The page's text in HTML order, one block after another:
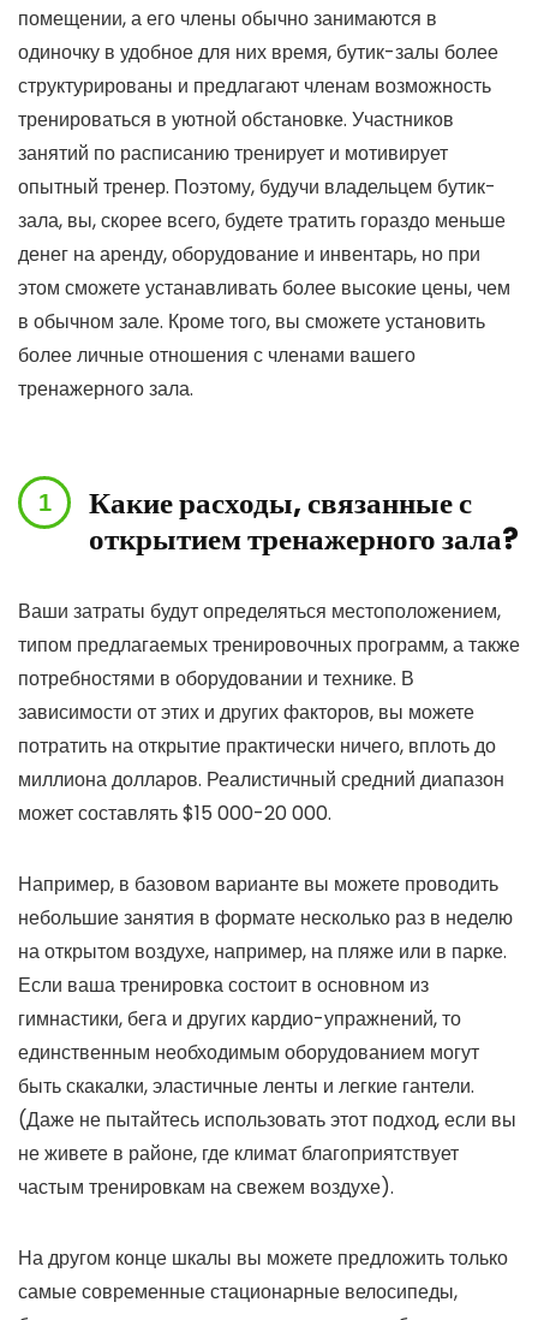
помещении, а его члены обычно занимаются в
одиночку в удобное для них время, бутик-залы более
структурированы и предлагают членам возможность
тренироваться в уютной обстановке. Участников
занятий по расписанию тренирует и мотивирует
опытный тренер. Поэтому, будучи владельцем бутик-
зала, вы, скорее всего, будете тратить гораздо меньше
денег на аренду, оборудование и инвентарь, но при
этом сможете устанавливать более высокие цены, чем
в обычном зале. Кроме того, вы сможете установить
более личные отношения с членами вашего
тренажерного зала.
Какие расходы, связанные с
открытием тренажерного зала?
Ваши затраты будут определяться местоположением,
типом предлагаемых тренировочных программ, а также
потребностями в оборудовании и технике. В
зависимости от этих и других факторов, вы можете
потратить на открытие практически ничего, вплоть до
миллиона долларов. Реалистичный средний диапазон
может составлять $15 000-20 000.
Например, в базовом варианте вы можете проводить
небольшие занятия в формате несколько раз в неделю
на открытом воздухе, например, на пляже или в парке.
Если ваша тренировка состоит в основном из
гимнастики, бега и других кардио-упражнений, то
единственным необходимым оборудованием могут
быть скакалки, эластичные ленты и легкие гантели.
(Даже не пытайтесь использовать этот подход, если вы
не живете в районе, где климат благоприятствует
частым тренировкам на свежем воздухе).
На другом конце шкалы вы можете предложить только
самые современные стационарные велосипеды,